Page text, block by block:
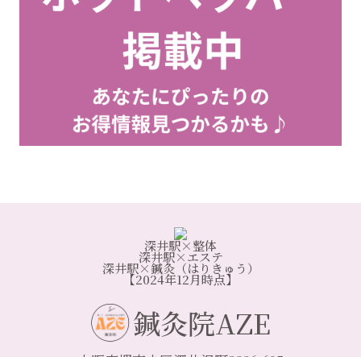
深井駅×整体
深井駅×エステ
深井駅×鍼灸（はりきゅう）
【2024年12月時点】
鍼灸院AZE